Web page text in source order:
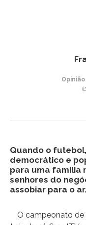
Quando o
democrático e
para uma família
senhores do
assobiar para o
O campeonato de